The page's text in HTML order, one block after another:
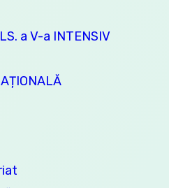
a V-a INTENSIV